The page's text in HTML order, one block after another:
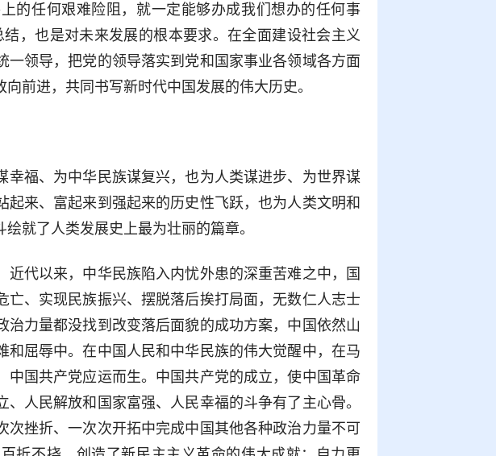
的任何艰难险阻，就一定能够办成我们想办的任何事
，也是对未来发展的根本要求。在全面建设社会主义
领导，把党的领导落实到党和国家事业各领域各方面
前进，共同书写新时代中国发展的伟大历史。
福、为中华民族谋复兴，也为人类谋进步、为世界谋
来、富起来到强起来的历史性飞跃，也为人类文明和
就了人类发展史上最为壮丽的篇章。
近代以来，中华民族陷入内忧外患的深重苦难之中，国
、实现民族振兴、摆脱落后挨打局面，无数仁人志士
力量都没找到改变落后面貌的成功方案，中国依然山
屈辱中。在中国人民和中华民族的伟大觉醒中，在马
中国共产党应运而生。中国共产党的成立，使中国革命
人民解放和国家富强、人民幸福的斗争有了主心骨。
挫折、一次次开拓中完成中国其他各种政治力量不可